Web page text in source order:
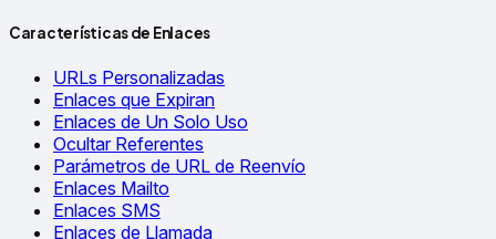
Características de Enlaces
URLs Personalizadas
Enlaces que Expiran
Enlaces de Un Solo Uso
Ocultar Referentes
Parámetros de URL de Reenvío
Enlaces Mailto
Enlaces SMS
Enlaces de Llamada